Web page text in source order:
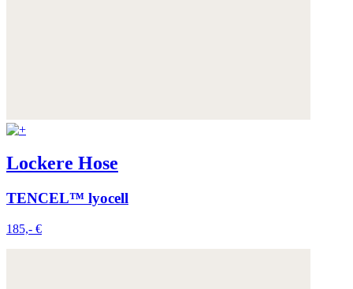
Lockere Hose
TENCEL™ lyocell
185,- €